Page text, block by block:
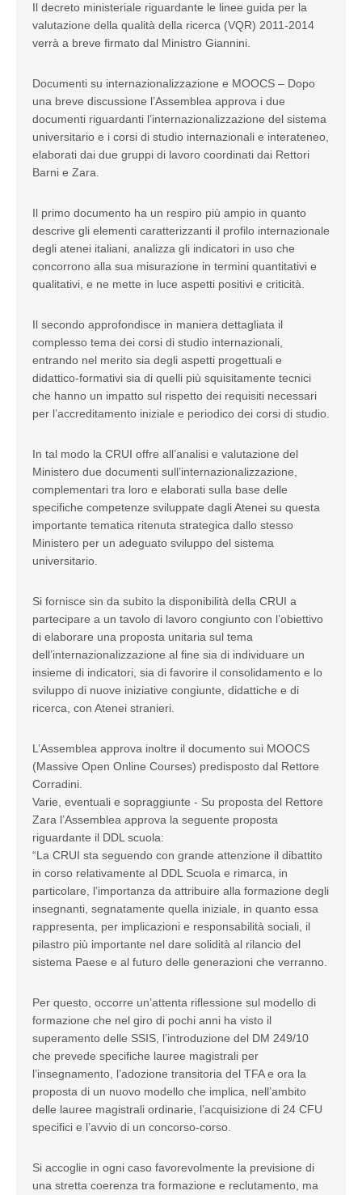
Il decreto ministeriale riguardante le linee guida per la
valutazione della qualità della ricerca (VQR) 2011-2014
verrà a breve firmato dal Ministro Giannini.
Documenti su internazionalizzazione e MOOCS – Dopo
una breve discussione l’Assemblea approva i due
documenti riguardanti l’internazionalizzazione del sistema
universitario e i corsi di studio internazionali e interateneo,
elaborati dai due gruppi di lavoro coordinati dai Rettori
Barni e Zara.
Il primo documento ha un respiro più ampio in quanto
descrive gli elementi caratterizzanti il profilo internazionale
degli atenei italiani, analizza gli indicatori in uso che
concorrono alla sua misurazione in termini quantitativi e
qualitativi, e ne mette in luce aspetti positivi e criticità.
Il secondo approfondisce in maniera dettagliata il
complesso tema dei corsi di studio internazionali,
entrando nel merito sia degli aspetti progettuali e
didattico-formativi sia di quelli più squisitamente tecnici
che hanno un impatto sul rispetto dei requisiti necessari
per l’accreditamento iniziale e periodico dei corsi di studio.
In tal modo la CRUI offre all’analisi e valutazione del
Ministero due documenti sull’internazionalizzazione,
complementari tra loro e elaborati sulla base delle
specifiche competenze sviluppate dagli Atenei su questa
importante tematica ritenuta strategica dallo stesso
Ministero per un adeguato sviluppo del sistema
universitario.
Si fornisce sin da subito la disponibilità della CRUI a
partecipare a un tavolo di lavoro congiunto con l’obiettivo
di elaborare una proposta unitaria sul tema
dell’internazionalizzazione al fine sia di individuare un
insieme di indicatori, sia di favorire il consolidamento e lo
sviluppo di nuove iniziative congiunte, didattiche e di
ricerca, con Atenei stranieri.
L’Assemblea approva inoltre il documento sui MOOCS
(Massive Open Online Courses) predisposto dal Rettore
Corradini.
Varie, eventuali e sopraggiunte - Su proposta del Rettore
Zara l’Assemblea approva la seguente proposta
riguardante il DDL scuola:
“La CRUI sta seguendo con grande attenzione il dibattito
in corso relativamente al DDL Scuola e rimarca, in
particolare, l’importanza da attribuire alla formazione degli
insegnanti, segnatamente quella iniziale, in quanto essa
rappresenta, per implicazioni e responsabilità sociali, il
pilastro più importante nel dare solidità al rilancio del
sistema Paese e al futuro delle generazioni che verranno.
Per questo, occorre un’attenta riflessione sul modello di
formazione che nel giro di pochi anni ha visto il
superamento delle SSIS, l’introduzione del DM 249/10
che prevede specifiche lauree magistrali per
l’insegnamento, l’adozione transitoria del TFA e ora la
proposta di un nuovo modello che implica, nell’ambito
delle lauree magistrali ordinarie, l’acquisizione di 24 CFU
specifici e l’avvio di un concorso-corso.
Si accoglie in ogni caso favorevolmente la previsione di
una stretta coerenza tra formazione e reclutamento, ma